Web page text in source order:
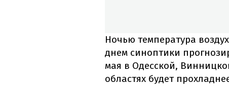
Ночью температура
днем синоптики
мая в Одесской,
областях будет